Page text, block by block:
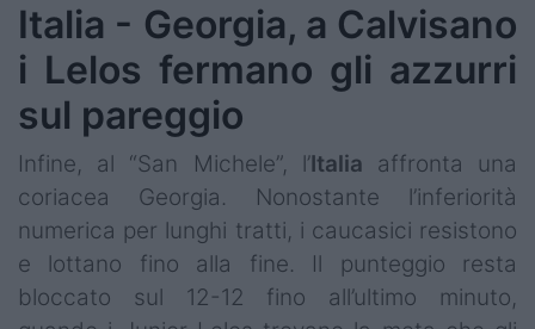
Italia - Georgia, a Calvisano
i Lelos fermano gli azzurri
sul pareggio
Infine, al “San Michele”, l’Italia affronta una
coriacea Georgia. Nonostante l’inferiorità
numerica per lunghi tratti, i caucasici resistono
e lottano fino alla fine. Il punteggio resta
bloccato sul 12-12 fino all’ultimo minuto,